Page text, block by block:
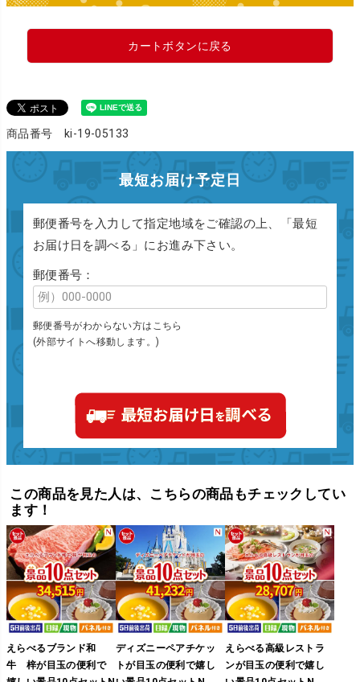
カートボタンに戻る
商品番号 ki-19-05133
最短お届け予定日
郵便番号を入力して指定地域をご確認の上、「最短
お届け日を調べる」にお進み下さい。
郵便番号：
郵便番号がわからない方はこちら
(外部サイトへ移動します。)
この商品を見た人は、こちらの商品もチェックしてい
ます！
えらべるブランド和
牛 梓が目玉の便利で
ディズニーペアチケッ
トが目玉の便利で嬉し
えらべる高級レストラ
ンが目玉の便利で嬉し